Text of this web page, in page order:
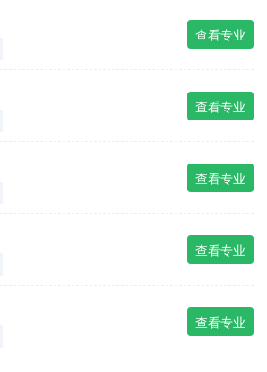
查看专业
查看专业
查看专业
查看专业
查看专业